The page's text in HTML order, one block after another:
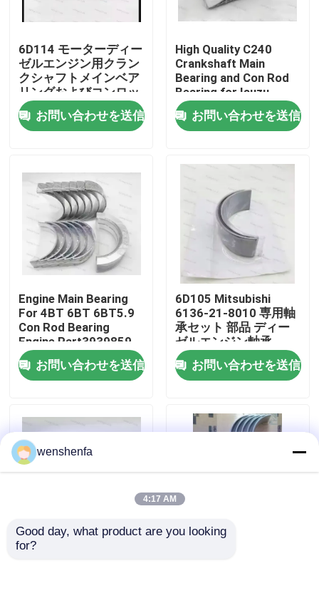
家へ
製品
ビデオ
わたしたち に つい て
工場 ツアー
連絡 ください
事件
6D114 モーターディー
ゼルエンジン用クラン
クシャフトメインベア
リングおよびコンロッ
ドベアリング部品
3950661 3945918
お問い合わせを送信
High Quality C240
Crankshaft Main
Bearing and Con Rod
Bearing for Isuzu
Motor Diesel Engine
Partお問い合わせを送信
Engine Main Bearing
For 4BT 6BT 6BT5.9
Con Rod Bearing
Engine Part3939859
3802070
お問い合わせを送信
6D105 Mitsubishi
6136-21-8010 専用軸
承セット 部品 ディー
ゼルエンジン軸承
お問い合わせを送信
高品質のD13 クランク
wenshenfa
4:17 AM
Good day, what product are you looking
for?